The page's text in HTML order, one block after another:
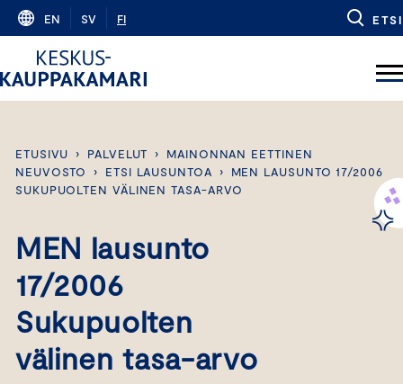
Skip
content
EN SV FI ETSI
ETUSIVU › PALVELUT ›
MAINONNAN EETTINEN
NEUVOSTO
› ETSI LAUSUNTOA ›
MEN LAUSUNTO 17/2006
SUKUPUOLTEN VÄLINEN TASA-ARVO
MEN lausunto
17/2006
Sukupuolten
välinen tasa-arvo